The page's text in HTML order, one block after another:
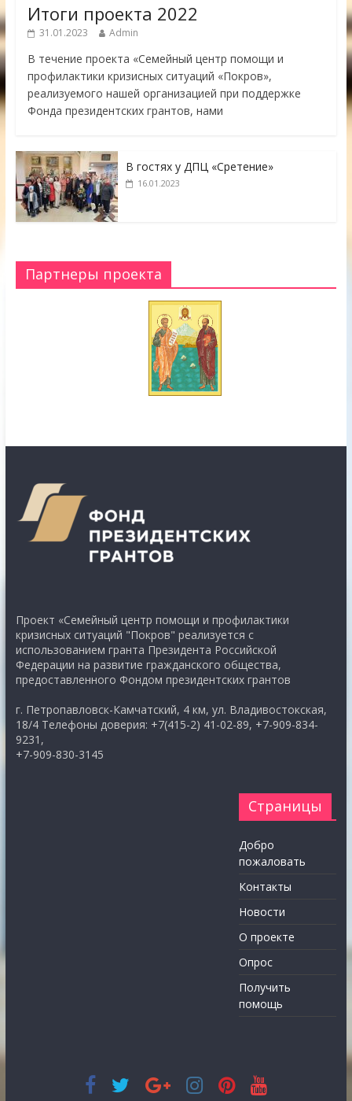
Итоги проекта 2022
31.01.2023 Admin
В течение проекта «Семейный центр помощи и
профилактики кризисных ситуаций «Покров»,
реализуемого нашей организацией при поддержке
Фонда президентских грантов, нами
В гостях у ДПЦ «Сретение»
16.01.2023
Партнеры проекта
Проект «Семейный центр помощи и профилактики
кризисных ситуаций "Покров" реализуется с
использованием гранта Президента Российской
Федерации на развитие гражданского общества,
предоставленного Фондом президентских грантов
г. Петропавловск-Камчатский, 4 км, ул. Владивостокская,
18/4 Телефоны доверия: +7(415-2) 41-02-89, +7-909-834-
9231,
+7-909-830-3145
Страницы
Добро
пожаловать
Контакты
Новости
О проекте
Опрос
Получить
помощь